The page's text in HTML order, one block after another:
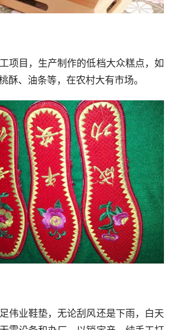
项目，生产制作的低档大众糕点，如
酥、油条等，在农村大有市场。
伟业鞋垫，无论刮风还是下雨，白天